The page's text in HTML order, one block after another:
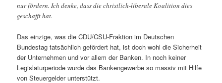
nur fördern. Ich denke, dass die christlich-liberale Koalition dies
geschafft hat.
Das einzige, was die CDU/CSU-Fraktion im Deutschen
Bundestag tatsächlich gefördert hat, ist doch wohl die Sicherheit
der Unternehmen und vor allem der Banken. In noch keiner
Legislaturperiode wurde das Bankengewerbe so massiv mit Hilfe
von Steuergelder unterstützt.